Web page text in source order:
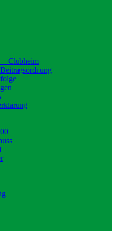
– Clubheim